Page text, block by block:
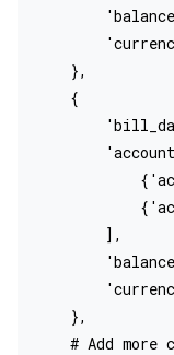
    },
    {
        ],
    },
# Add more